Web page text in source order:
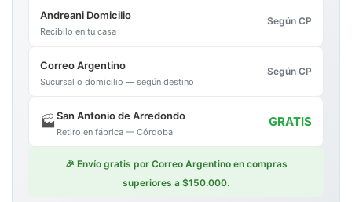
Andreani Domicilio
Recibilo en tu casa
Según CP
Correo Argentino
Sucursal o domicilio — según destino
Según CP
🏭San Antonio de Arredondo
Retiro en fábrica — Córdoba
GRATIS
🎉 Envío gratis por Correo Argentino en compras
superiores a $150.000.